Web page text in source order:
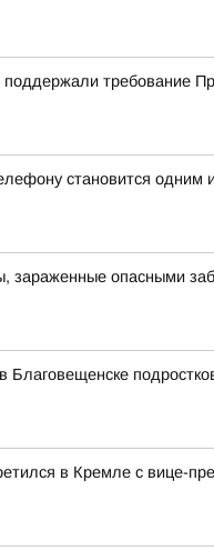
требование
становится одним
зараженные опасными
Благовещенске
в Кремле с вице-